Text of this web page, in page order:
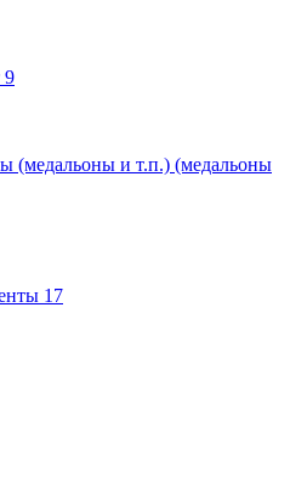
9
(медальоны и т.п.) (медальоны
17